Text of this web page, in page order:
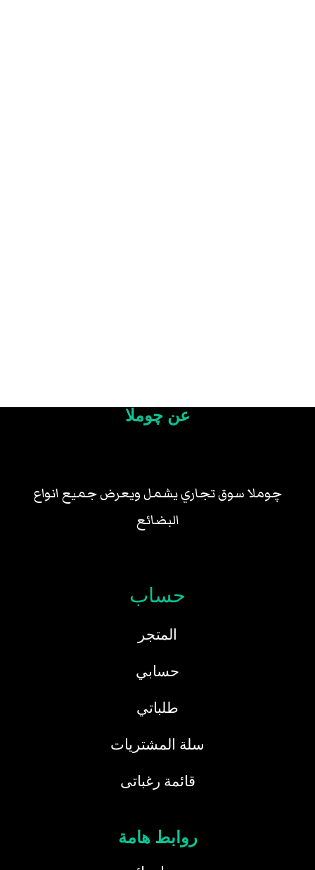
عن چوملا
چوملا سوق تجاري يشمل ويعرض جميع انواع
البضائع
حساب
المتجر
حسابي
طلباتي
سلة المشتريات
قائمة رغباتى
روابط هامة